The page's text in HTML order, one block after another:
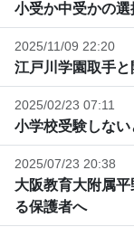
小受か中受かの選
2025/11/09 22:20
江戸川学園取手と
2025/02/23 07:11
小学校受験しない
2025/07/23 20:38
大阪教育大附属
る保護者へ